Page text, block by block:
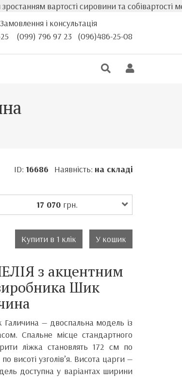
вартості сировини та собівартості
Замовлення і консультація
(099) 796 97 23 (096)486-25-08
ID: 16686 Наявність: на складі
17 070 грн.
Купити в 1 клік У кошик
з акцентним
Шик
— двоспальна модель із
Спальне місце стандартного
ліжка становлять 172 см по
висоті узголів’я. Висота царги —
доступна у варіантах ширини